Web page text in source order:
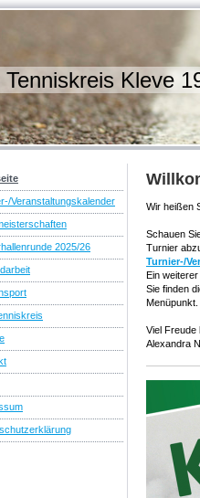
Tenniskreis Kleve
Veranstaltungskalender
2025/26
Wir heißen
Schauen
Turnier
Turnier-/
Ein
Sie finden
Menüpunkt.
Viel Freude
Alexandra